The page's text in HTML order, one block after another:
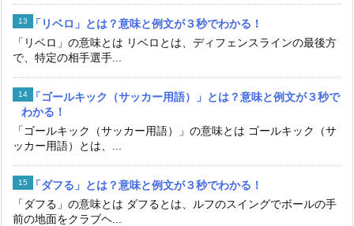
「リベロ」とは？意味と例文が３秒でわかる！
「リベロ」の意味とは リベロとは、ディフェンスラインの最後方
で、特定の相手選手...
「ゴールキック（サッカー用語）」とは？意味と例文が３秒で
わかる！
「ゴールキック（サッカー用語）」の意味とは ゴールキック（サ
ッカー用語）とは、...
「ダフる」とは？意味と例文が３秒でわかる！
「ダフる」の意味とは ダフるとは、ルフのスイングでボールの手
前の地面をクラブヘ...